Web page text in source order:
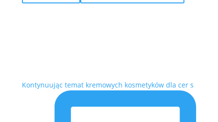
Kontynuując temat kremowych kosmetyków dla cer s